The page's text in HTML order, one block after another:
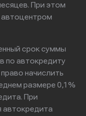
При этом
срок суммы
по автокредиту
начислить
размере 0,1%
При
автокредита